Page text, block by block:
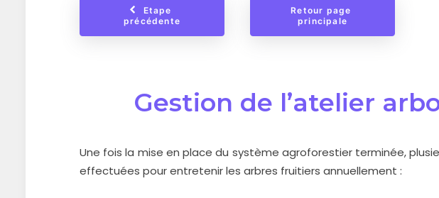
Etape
précédente
Retour page
principale
Gestion de l’atelier
Une fois la mise en place du système agroforestier terminée,
effectuées pour entretenir les arbres fruitiers annuellement :